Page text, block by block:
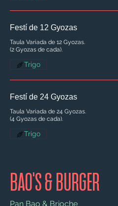
Festí de 12 Gyozas
Taula Variada de 12 Gyozas.
(2 Gyozas de cada).
Trigo
Festí de 24 Gyozas
Taula Variada de 24 Gyozas.
(4 Gyozas de cada).
Trigo
BAO'S & BURGER
Pan Bao & Brioche